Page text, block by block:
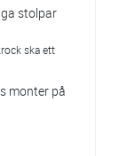
stolpar
ska ett
monter på